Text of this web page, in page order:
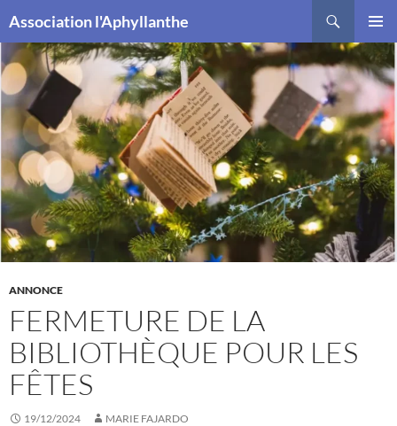
Association l'Aphyllanthe
MENU
AU
CONTENU
ANNONCE
FERMETURE DE LA
BIBLIOTHÈQUE POUR LES
FÊTES
19/12/2024 MARIE FAJARDO